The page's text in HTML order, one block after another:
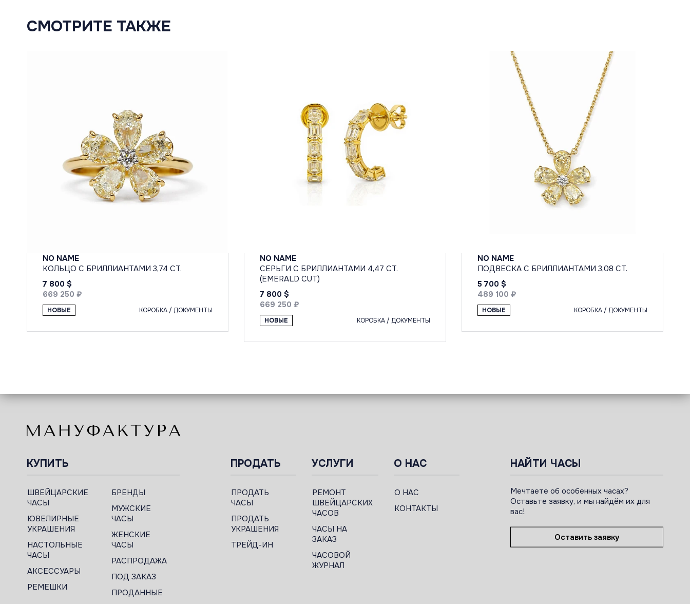
СМОТРИТЕ ТАКЖЕ
NO NAME
КОЛЬЦО С БРИЛЛИАНТАМИ 3,74 CT.
7 800 $
669 250 ₽
НОВЫЕ КОРОБКА / ДОКУМЕНТЫ
NO NAME
СЕРЬГИ С БРИЛЛИАНТАМИ 4,47 CT.
(EMERALD CUT)
7 800 $
669 250 ₽
НОВЫЕ КОРОБКА / ДОКУМЕНТЫ
NO NAME
ПОДВЕСКА С БРИЛЛИАНТАМИ 3,08 CT.
5 700 $
489 100 ₽
НОВЫЕ КОРОБКА / ДОКУМЕНТЫ
КУПИТЬ
ШВЕЙЦАРСКИЕ
ЧАСЫ
ЮВЕЛИРНЫЕ
УКРАШЕНИЯ
НАСТОЛЬНЫЕ
ЧАСЫ
АКСЕССУАРЫ
РЕМЕШКИ
БРЕНДЫ
МУЖСКИЕ
ЧАСЫ
ЖЕНСКИЕ
ЧАСЫ
РАСПРОДАЖА
ПОД ЗАКАЗ
ПРОДАННЫЕ
ПРОДАТЬ
ПРОДАТЬ
ЧАСЫ
ПРОДАТЬ
УКРАШЕНИЯ
ТРЕЙД-ИН
УСЛУГИ
РЕМОНТ
ШВЕЙЦАРСКИХ
ЧАСОВ
ЧАСЫ НА
ЗАКАЗ
ЧАСОВОЙ
ЖУРНАЛ
О НАС
О НАС
КОНТАКТЫ
НАЙТИ ЧАСЫ
Мечтаете об особенных часах?
Оставьте заявку, и мы найдём их для
вас!
Оставить заявку